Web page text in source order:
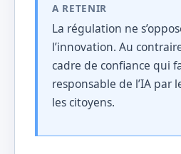
A RETENIR
La régulation ne
l’innovation. Au
cadre de confiance qui
responsable de l’IA par
les citoyens.